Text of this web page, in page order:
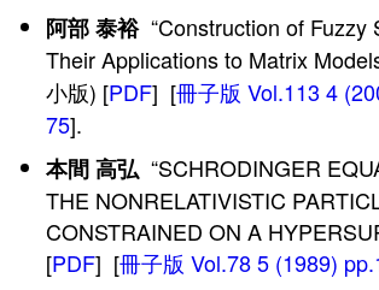
阿部 泰裕“Construction of Fuzzy
Their Applications to Matrix
小版) [PDF] [冊子版 Vol.113 4
75].
本間 高弘“SCHRODINGER
THE NONRELATIVISTIC
CONSTRAINED ON A
[PDF] [冊子版 Vol.78 5 (1989)